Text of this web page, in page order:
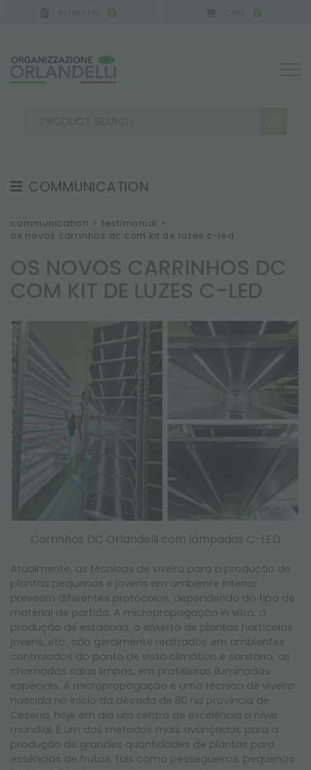
0 0
MORE RESULTS FOR YOU:
COMMUNICATION
TESTIMONIAL
NEWS
VIDEO
CATALOGUES
NEWSLETTER
communication > testimonial >
os novos carrinhos dc com kit de luzes c-led
OS NOVOS CARRINHOS DC
COM KIT DE LUZES C-LED
Carrinhos DC Orlandelli com lâmpadas C-LED
Atualmente, as técnicas de viveiro para a produção de
plantas pequenas e jovens em ambiente interior
preveem diferentes protocolos, dependendo do tipo de
material de partida. A micropropagação in vitro, a
produção de estacaria, o enxerto de plantas hortícolas
jovens, etc., são geralmente realizados em ambientes
controlados do ponto de vista climático e sanitário, as
chamadas salas limpas, em prateleiras iluminadas
especiais. A micropropagação é uma técnica de viveiro
nascida no início da década de 80 na província de
Cesena, hoje em dia um centro de excelência a nível
mundial. É um dos métodos mais avançados para a
produção de grandes quantidades de plantas para
essências de frutos, tais como pessegueiros, pequenos